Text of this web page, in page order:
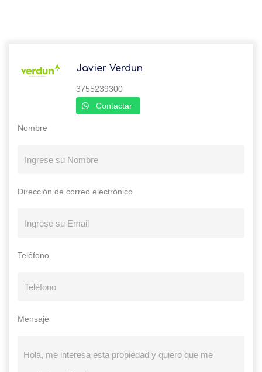
Javier Verdun
3755239300
Contactar
Nombre
Dirección de correo electrónico
Teléfono
Mensaje